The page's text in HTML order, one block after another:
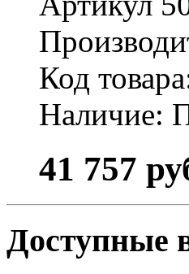
Код
Наличие:
41 757
Доступные